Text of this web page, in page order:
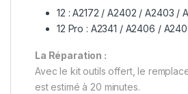
12 : A2172 / A2402 / A2403 /
12 Pro : A2341 / A2406 /
La Réparation :
Avec le kit outils offert, le
est estimé à 20 minutes.